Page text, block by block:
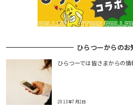
ひらつーからのお
ひらつーでは皆さまからの
2013年7月2日